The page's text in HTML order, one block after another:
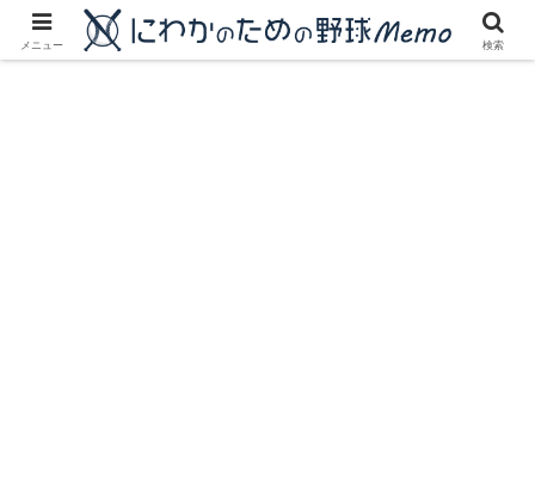
にわかに優しいプロ野球ブログ
メニュー 検索